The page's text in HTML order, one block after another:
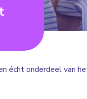
écht onderdeel van